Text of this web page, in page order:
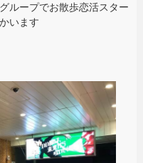
ループでお散歩恋活スター
います